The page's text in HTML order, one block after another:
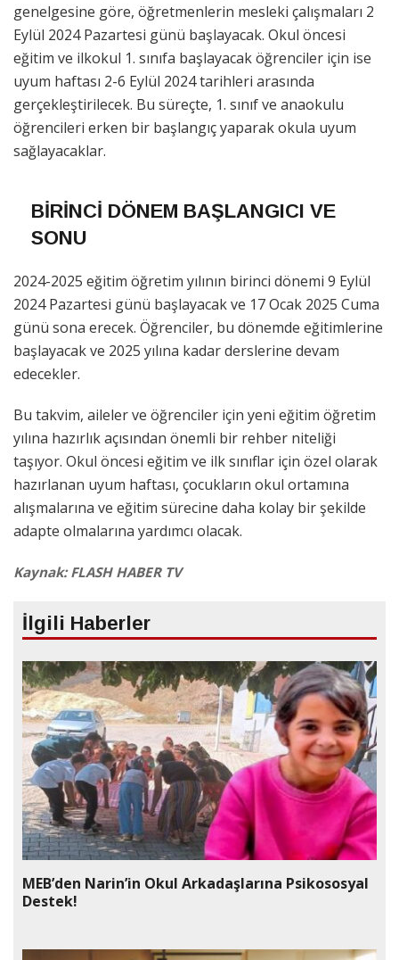
genelgesine göre, öğretmenlerin mesleki çalışmaları 2
Eylül 2024 Pazartesi günü başlayacak. Okul öncesi
eğitim ve ilkokul 1. sınıfa başlayacak öğrenciler için ise
uyum haftası 2-6 Eylül 2024 tarihleri arasında
gerçekleştirilecek. Bu süreçte, 1. sınıf ve anaokulu
öğrencileri erken bir başlangıç yaparak okula uyum
sağlayacaklar.
BİRİNCİ DÖNEM BAŞLANGICI VE
SONU
2024-2025 eğitim öğretim yılının birinci dönemi 9 Eylül
2024 Pazartesi günü başlayacak ve 17 Ocak 2025 Cuma
günü sona erecek. Öğrenciler, bu dönemde eğitimlerine
başlayacak ve 2025 yılına kadar derslerine devam
edecekler.
Bu takvim, aileler ve öğrenciler için yeni eğitim öğretim
yılına hazırlık açısından önemli bir rehber niteliği
taşıyor. Okul öncesi eğitim ve ilk sınıflar için özel olarak
hazırlanan uyum haftası, çocukların okul ortamına
alışmalarına ve eğitim sürecine daha kolay bir şekilde
adapte olmalarına yardımcı olacak.
Kaynak: FLASH HABER TV
İlgili Haberler
MEB’den Narin’in Okul Arkadaşlarına Psikososyal
Destek!